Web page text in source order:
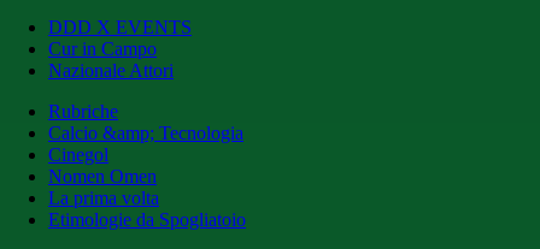
DDD X EVENTS
Cur in Campo
Nazionale Attori
Rubriche
Calcio &amp; Tecnologia
Cinegol
Nomen Omen
La prima volta
Etimologie da Spogliatoio